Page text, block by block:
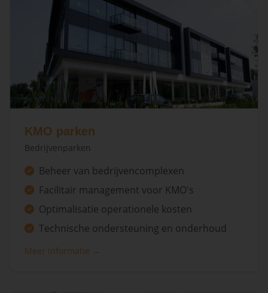
KMO parken
Bedrijvenparken
Beheer van bedrijvencomplexen
Facilitair management voor KMO's
Optimalisatie operationele kosten
Technische ondersteuning en onderhoud
Meer informatie →